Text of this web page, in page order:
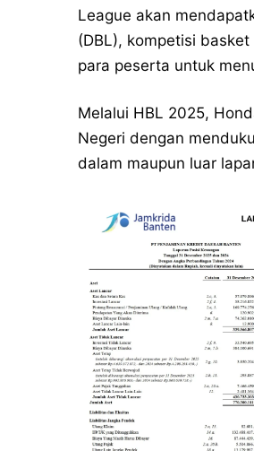
League akan
(DBL), kompetisi
para peserta untuk
Melalui HBL 2025,
Negeri dengan
dalam maupun luar